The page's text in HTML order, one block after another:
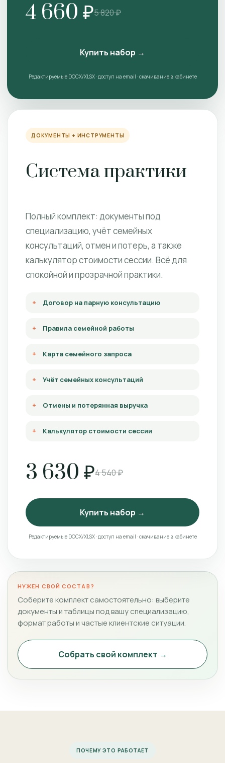
4 660 ₽5 820 ₽
Купить набор →
Редактируемые DOCX/XLSX · доступ на email · скачивание в кабинете
ДОКУМЕНТЫ + ИНСТРУМЕНТЫ
Система практики
Полный комплект: документы под
специализацию, учёт семейных
консультаций, отмен и потерь, а также
калькулятор стоимости сессии. Всё для
спокойной и прозрачной практики.
Договор на парную консультацию
Правила семейной работы
Карта семейного запроса
Учёт семейных консультаций
Отмены и потерянная выручка
Калькулятор стоимости сессии
3 630 ₽4 540 ₽
Купить набор →
Редактируемые DOCX/XLSX · доступ на email · скачивание в кабинете
НУЖЕН СВОЙ СОСТАВ?
Соберите комплект самостоятельно: выберите
документы и таблицы под вашу специализацию,
формат работы и частые клиентские ситуации.
Собрать свой комплект →
ПОЧЕМУ ЭТО РАБОТАЕТ